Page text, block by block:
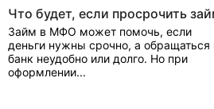
Что будет, если просрочить
Займ в МФО может помочь, если
деньги нужны срочно, а обращаться
банк неудобно или долго. Но при
оформлении...